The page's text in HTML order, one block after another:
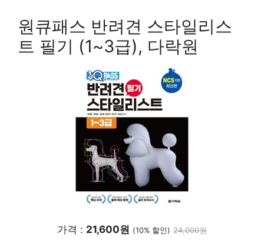
원큐패스 반려견 스타일리스
트 필기 (1~3급), 다락원
가격 : 21,600원 (10% 할인) 24,000원